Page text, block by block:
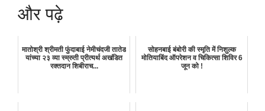
और पढ़े
मातोश्री श्रीमती फुंदाबाई नेमीचंदजी तातेड
यांच्या २३ व्या स्म्रुती प्रीत्यर्थ अखंडित
रक्तदान शिबीराच...
सोहनबाई बंबोरी की स्मृति में निशुल्क
मोतियाबिंद ऑपरेशन व चिकित्सा शिविर 6
जून को !